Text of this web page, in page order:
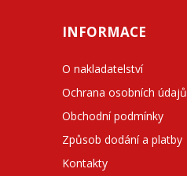
INFORMACE
O nakladatelství
Ochrana osobních údajů
Obchodní podmínky
Způsob dodání a platby
Kontakty